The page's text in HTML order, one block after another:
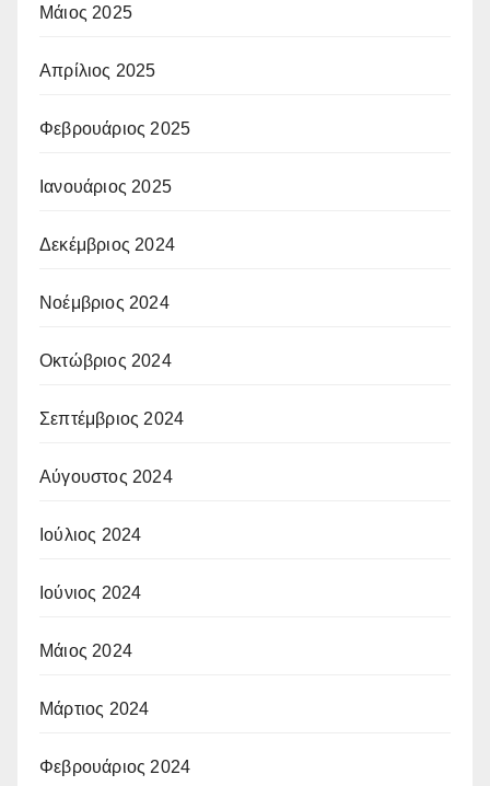
Μάιος 2025
Απρίλιος 2025
Φεβρουάριος 2025
Ιανουάριος 2025
Δεκέμβριος 2024
Νοέμβριος 2024
Οκτώβριος 2024
Σεπτέμβριος 2024
Αύγουστος 2024
Ιούλιος 2024
Ιούνιος 2024
Μάιος 2024
Μάρτιος 2024
Φεβρουάριος 2024